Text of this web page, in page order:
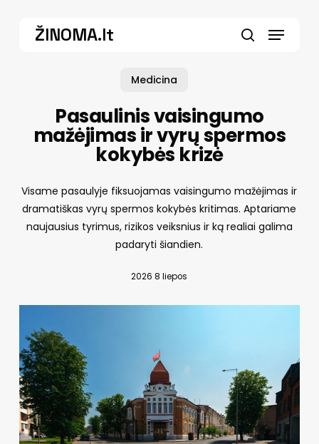
ŽINOMA.lt Menu
Medicina
Pasaulinis vaisingumo
mažėjimas ir vyrų spermos
kokybės krizė
Visame pasaulyje fiksuojamas vaisingumo mažėjimas ir
dramatiškas vyrų spermos kokybės kritimas. Aptariame
naujausius tyrimus, rizikos veiksnius ir ką realiai galima
padaryti šiandien.
2026 8 liepos